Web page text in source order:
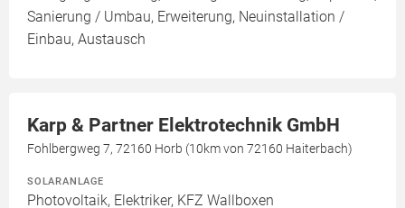
Sanierung / Umbau, Erweiterung, Neuinstallation /
Einbau, Austausch
Karp & Partner Elektrotechnik GmbH
Fohlbergweg 7, 72160 Horb (10km von 72160 Haiterbach)
SOLARANLAGE
Photovoltaik, Elektriker, KFZ Wallboxen